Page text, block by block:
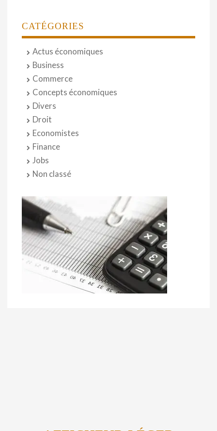
CATÉGORIES
Actus économiques
Business
Commerce
Concepts économiques
Divers
Droit
Economistes
Finance
Jobs
Non classé